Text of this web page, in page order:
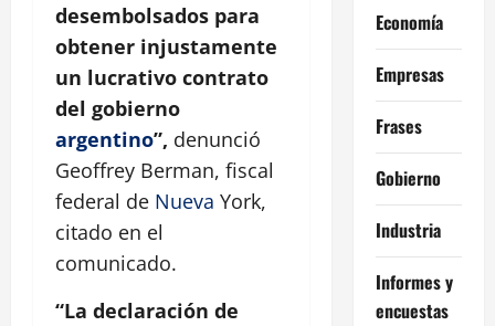
desembolsados para
obtener injustamente
un lucrativo contrato
del gobierno
argentino”, denunció
Geoffrey Berman, fiscal
federal de Nueva York,
citado en el
comunicado.
“La declaración de
Economía
Empresas
Frases
Gobierno
Industria
Informes y
encuestas